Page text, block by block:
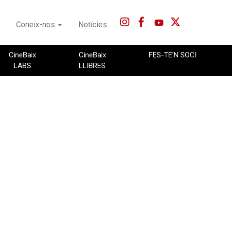
Coneix-nos Notícies
CineBaix
LABS
CineBaix
LLIBRES
FES-TE'N SOCI